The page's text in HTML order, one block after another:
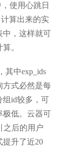
使用心跳日
算出来的实
中，这样就可
。
其中exp_ids
方式必然是每
组id较多，可
极低。云器可
之后的用户
提升了近20